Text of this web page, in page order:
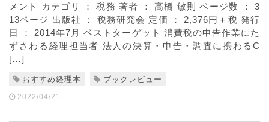
メント カテゴリ ： 税務 著者 ： 高橋 敏則 ページ数 ： 3
13ページ 出版社 ： 税務研究会 定価 ： 2,376円＋税 発行
日 ： 2014年7月 ベストターゲット 消費税の申告作業にた
ずさわる経理担当者 法人の決算・申告・調査に携わるC
[…]
おすすめ経理本 ブックレビュー
2022/04/21